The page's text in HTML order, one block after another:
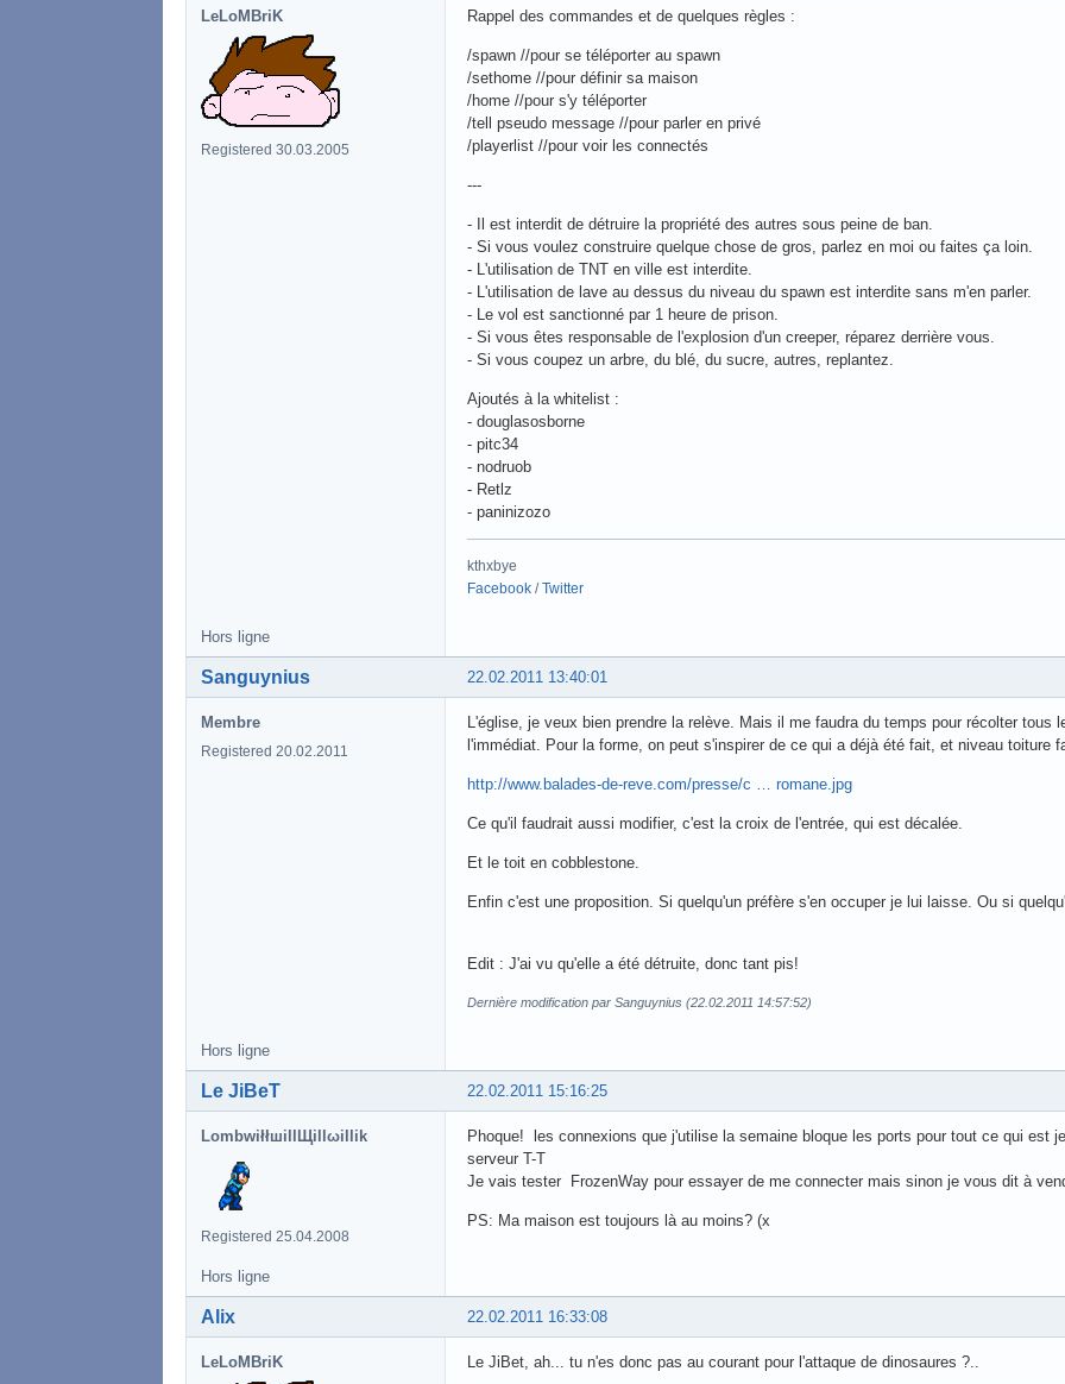
LeLoMBriK
Registered 30.03.2005
Rappel des commandes et de quelques règles :
/spawn //pour se téléporter au spawn
/sethome //pour définir sa maison
/home //pour s'y téléporter
/tell pseudo message //pour parler en privé
/playerlist //pour voir les connectés
---
- Il est interdit de détruire la propriété des autres sous peine de ban.
- Si vous voulez construire quelque chose de gros, parlez en moi ou faites ça loin.
- L'utilisation de TNT en ville est interdite.
- L'utilisation de lave au dessus du niveau du spawn est interdite sans m'en parler.
- Le vol est sanctionné par 1 heure de prison.
- Si vous êtes responsable de l'explosion d'un creeper, réparez derrière vous.
- Si vous coupez un arbre, du blé, du sucre, autres, replantez.
Ajoutés à la whitelist :
- douglasosborne
- pitc34
- nodruob
- Retlz
- paninizozo
kthxbye
Facebook /Twitter
Hors ligne
22.02.2011 13:40:01
Sanguynius
Membre
Registered 20.02.2011
L'église, je veux bien prendre la relève. Mais il me faudra du temps pour récolter
l'immédiat. Pour la forme, on peut s'inspirer de ce qui a déjà été fait, et niveau toiture
http://www.balades-de-reve.com/presse/c … romane.jpg
Ce qu'il faudrait aussi modifier, c'est la croix de l'entrée, qui est décalée.
Et le toit en cobblestone.
Enfin c'est une proposition. Si quelqu'un préfère s'en occuper je lui laisse. Ou si
Edit : J'ai vu qu'elle a été détruite, donc tant pis!
Dernière modification par Sanguynius (22.02.2011 14:57:52)
Hors ligne
22.02.2011 15:16:25
Le JiBeT
LombwiłłшillЩillωillik
Registered 25.04.2008
Phoque! les connexions que j'utilise la semaine bloque les ports pour tout ce qui est
serveur T-T
Je vais tester FrozenWay pour essayer de me connecter mais sinon je vous dit à
PS: Ma maison est toujours là au moins? (x
Hors ligne
22.02.2011 16:33:08
Alix
LeLoMBriK Le JiBet, ah... tu n'es donc pas au courant pour l'attaque de dinosaures ?..